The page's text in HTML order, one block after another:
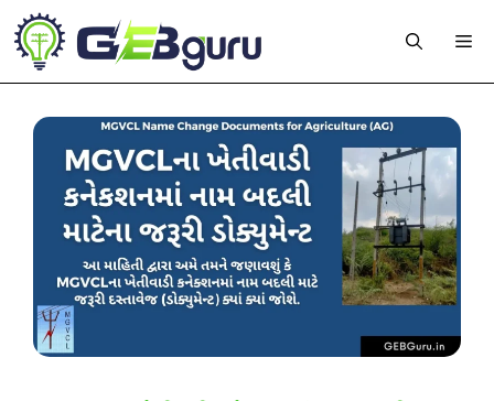
Skip
to
content